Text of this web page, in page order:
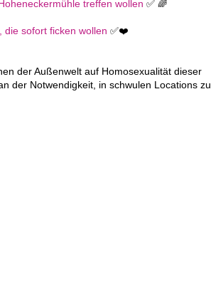
treffen wollen ✅ 🌈
die sofort ficken wollen ✅❤️
der Außenwelt auf Homosexualität dieser
der Notwendigkeit, in schwulen Locations zu